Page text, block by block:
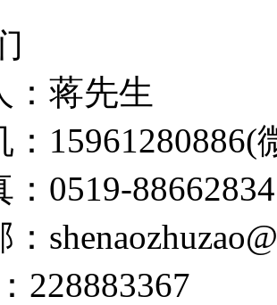
：蒋先生
15961280886(
0519-88662834
228883367